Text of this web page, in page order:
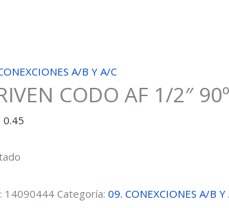
A/B Y A/C
CODO AF 1/2″
0.45
14090444 Categoría:09. CONEXCIONES A/B Y